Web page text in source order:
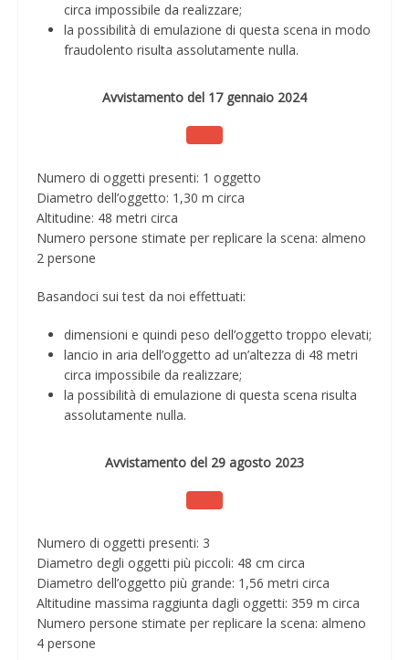
circa impossibile da realizzare;
la possibilità di emulazione di questa scena in modo
fraudolento risulta assolutamente nulla.
Avvistamento del 17 gennaio 2024
Numero di oggetti presenti: 1 oggetto
Diametro dell’oggetto: 1,30 m circa
Altitudine: 48 metri circa
Numero persone stimate per replicare la scena: almeno
2 persone
Basandoci sui test da noi effettuati:
dimensioni e quindi peso dell’oggetto troppo elevati;
lancio in aria dell’oggetto ad un’altezza di 48 metri
circa impossibile da realizzare;
la possibilità di emulazione di questa scena risulta
assolutamente nulla.
Avvistamento del 29 agosto 2023
Numero di oggetti presenti: 3
Diametro degli oggetti più piccoli: 48 cm circa
Diametro dell’oggetto più grande: 1,56 metri circa
Altitudine massima raggiunta dagli oggetti: 359 m circa
Numero persone stimate per replicare la scena: almeno
4 persone